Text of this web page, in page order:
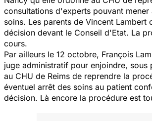
consultations d'experts pouvant mener
soins. Les parents de Vincent Lambert
décision devant le Conseil d'Etat. La
cours.
Par ailleurs le 12 octobre, François
juge administratif pour enjoindre, sous
au CHU de Reims de reprendre la
éventuel arrêt des soins au patient
décision. Là encore la procédure est